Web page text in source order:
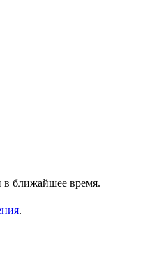
в ближайшее время.
.